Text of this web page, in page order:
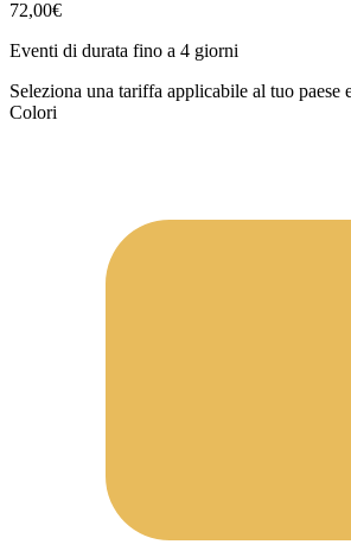
72,00€
Eventi di durata fino a 4 giorni
Seleziona una tariffa applicabile al tuo paese
Colori